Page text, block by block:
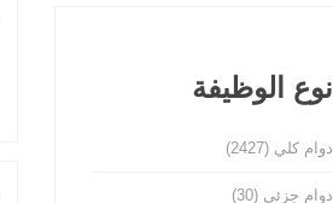
نوع الوظيفة
دوام كلي (2427)
دوام جزئي (30)